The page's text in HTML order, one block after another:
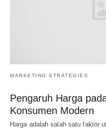
MARKETING STRATEGIES
Pengaruh Harga
Konsumen Modern
Harga adalah salah satu faktor